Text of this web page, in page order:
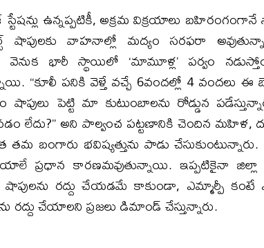
స్టేషన్లు ఉన్నప్పటికీ, అక్రమ విక్రయాలు
షాపులకు వాహనాల్లో మద్యం సరఫరా
వెనుక భారీ స్థాయిలో ‘మామూళ్ల’ పర్వం
“కూలీ పనికి వెళ్తే వచ్చే 6వందల్లో 4 వందలు
పెట్టి మా కుటుంబాలను రోడ్డున
లేదు?” అని పాల్వంచ పట్టణానికి చెందిన మహిళ,
బంగారు భవిష్యత్తును పాడు
ప్రధాన కారణమవుతున్నాయి. ఇప్పటికైనా జిల్లా
షాపులను రద్దు చేయడమే కాకుండా, ఎమ్మార్పీ కంటే
రద్దు చేయాలని ప్రజలు డిమాండ్ చేస్తున్నారు.